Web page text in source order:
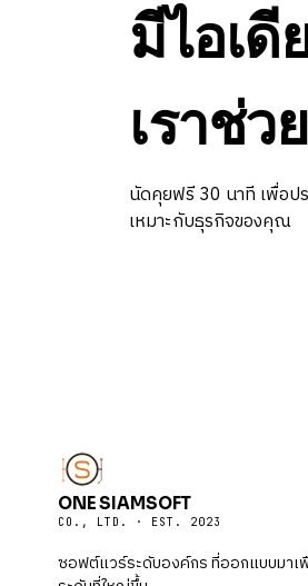
มีไอเดี
เราช่ว
นัดคุยฟรี 30 นาที เพื่อป
เหมาะกับธุรกิจของคุณ
ONE SIAMSOFT
CO., LTD. · EST. 2023
ซอฟต์แวร์ระดับองค์กร ที่ออกแบบมาเ